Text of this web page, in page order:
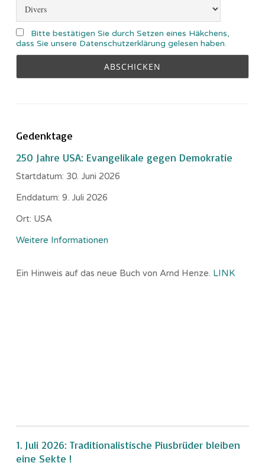
Bitte bestätigen Sie durch Setzen eines Häkchens,
dass Sie unsere Datenschutzerklärung gelesen haben.
Gedenktage
250 Jahre USA: Evangelikale gegen Demokratie
Startdatum: 30. Juni 2026
Enddatum: 9. Juli 2026
Ort: USA
Weitere Informationen
Ein Hinweis auf das neue Buch von Arnd Henze. LINK
1. Juli 2026: Traditionalistische Piusbrüder bleiben
eine Sekte !